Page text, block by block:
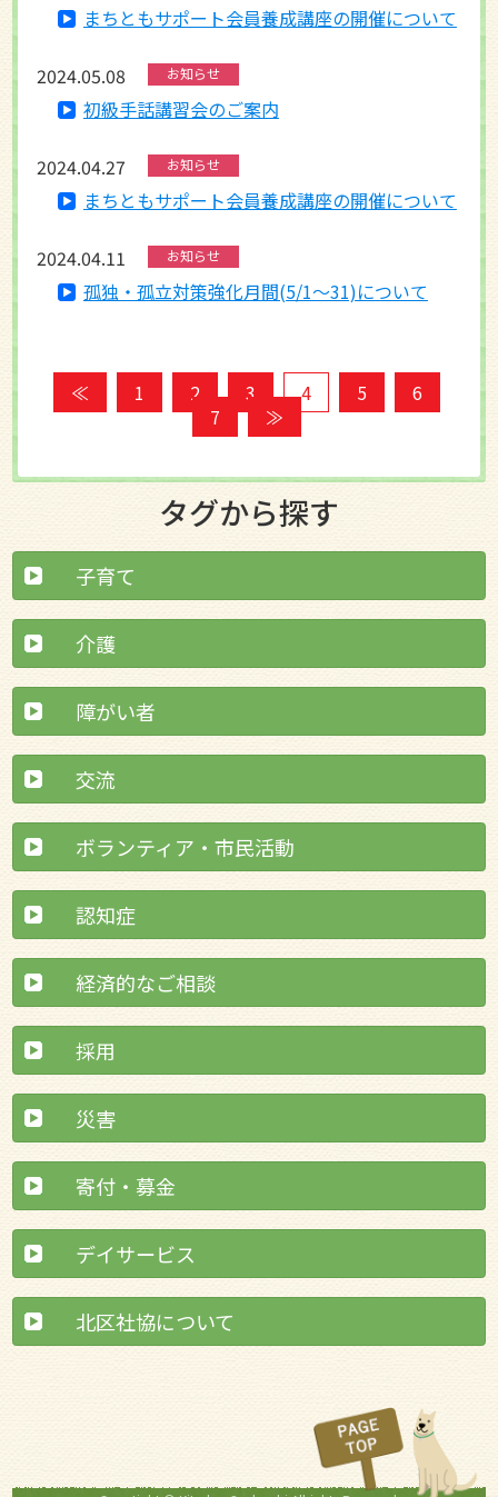
まちともサポート会員養成講座の開催について
2024.05.08 お知らせ
初級手話講習会のご案内
2024.04.27 お知らせ
まちともサポート会員養成講座の開催について
2024.04.11 お知らせ
孤独・孤立対策強化月間(5/1～31)について
≪ 1 2 3 4 5
6
7
≫
タグから探す
子育て
介護
障がい者
交流
ボランティア・市民活動
認知症
経済的なご相談
採用
災害
寄付・募金
デイサービス
北区社協について